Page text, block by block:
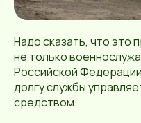
Надо сказать, что это
не только
Российской
долгу службы
средством.